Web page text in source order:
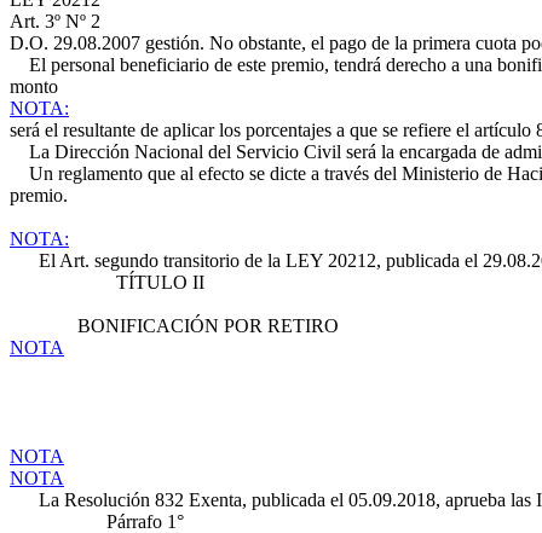
Art. 3º Nº 2
D.O. 29.08.2007 gestión. No obstante, el pago de la primera cuota
El personal beneficiario de este premio, tendrá derecho a una
monto
NOTA:
será el resultante de aplicar los porcentajes a que se refiere el
La Dirección Nacional del Servicio Civil será la encargada de
Un reglamento que al efecto se dicte a través del Ministerio de
premio.
NOTA:
El Art. segundo transitorio de la LEY 20212, publicada el
TÍTULO II
BONIFICACIÓN POR RETIRO
NOTA
NOTA
NOTA
La Resolución 832 Exenta, publicada el 05.09.2018, aprueba las
Párrafo 1°